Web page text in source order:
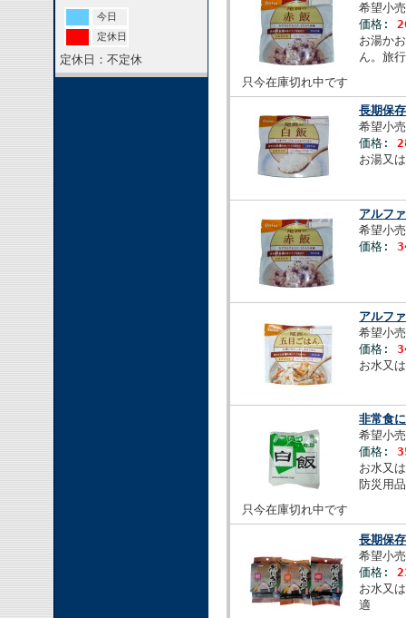
今日
定休日
定休日：不定休
只今在庫切れ中です
希望小
価格:
お湯か
ん。旅
長期保
希望小
価格:
お湯又
アルフ
希望小
価格:
アルフ
希望小
価格:
お水又
只今在庫切れ中です
非常食
希望小
価格:
お水又
防災用
長期保
希望小
価格:
お水又
適